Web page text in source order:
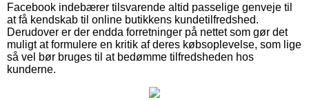
Facebook indebærer tilsvarende altid passelige genveje til
at få kendskab til online butikkens kundetilfredshed.
Derudover er der endda forretninger på nettet som gør det
muligt at formulere en kritik af deres købsoplevelse, som lige
så vel bør bruges til at bedømme tilfredsheden hos
kunderne.